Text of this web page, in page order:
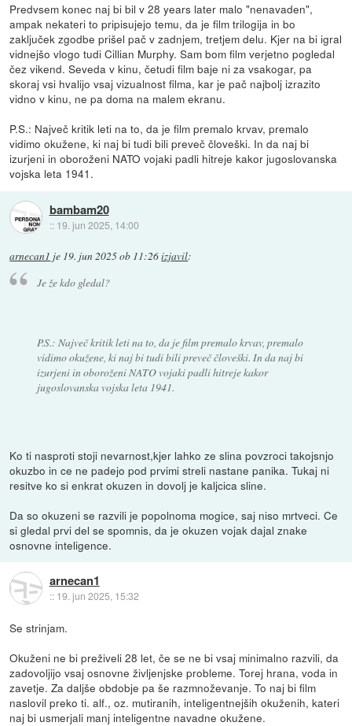
Predvsem konec naj bi bil v 28 years later malo "nenavaden",
ampak nekateri to pripisujejo temu, da je film trilogija in bo
zaključek zgodbe prišel pač v zadnjem, tretjem delu. Kjer na bi igral
vidnejšo vlogo tudi Cillian Murphy. Sam bom film verjetno pogledal
čez vikend. Seveda v kinu, četudi film baje ni za vsakogar, pa
skoraj vsi hvalijo vsaj vizualnost filma, kar je pač najbolj izrazito
vidno v kinu, ne pa doma na malem ekranu.
P.S.: Največ kritik leti na to, da je film premalo krvav, premalo
vidimo okužene, ki naj bi tudi bili preveč človeški. In da naj bi
izurjeni in oboroženi NATO vojaki padli hitreje kakor jugoslovanska
vojska leta 1941.
bambam20
:: 19. jun 2025, 14:00
arnecan1 je 19. jun 2025 ob 11:26izjavil:
Je že kdo gledal?
P.S.: Največ kritik leti na to, da je film premalo krvav, premalo
vidimo okužene, ki naj bi tudi bili preveč človeški. In da naj bi
izurjeni in oboroženi NATO vojaki padli hitreje kakor
jugoslovanska vojska leta 1941.
Ko ti nasproti stoji nevarnost,kjer lahko ze slina povzroci takojsnjo
okuzbo in ce ne padejo pod prvimi streli nastane panika. Tukaj ni
resitve ko si enkrat okuzen in dovolj je kaljcica sline.
Da so okuzeni se razvili je popolnoma mogice, saj niso mrtveci. Ce
si gledal prvi del se spomnis, da je okuzen vojak dajal znake
osnovne inteligence.
arnecan1
:: 19. jun 2025, 15:32
Se strinjam.
Okuženi ne bi preživeli 28 let, če se ne bi vsaj minimalno razvili, da
zadovoljijo vsaj osnovne življenjske probleme. Torej hrana, voda in
zavetje. Za daljše obdobje pa še razmnoževanje. To naj bi film
naslovil preko ti. alf., oz. mutiranih, inteligentnejših okuženih, kateri
naj bi usmerjali manj inteligentne navadne okužene.